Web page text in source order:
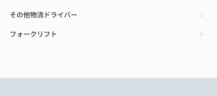
その他物流ドライバー
フォークリフト